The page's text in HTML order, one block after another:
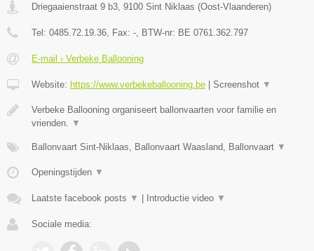
Driegaaienstraat 9 b3 9100 Sint Niklaas (Oost-Vlaanderen)
Tel: 0485.72.19.36 , Fax: - , BTW-nr: BE 0761.362.797
E-mail › Verbeke Ballooning
Website: https://www.verbekeballooning.be | Screenshot ▼
Verbeke Ballooning organiseert ballonvaarten voor familie en
vrienden.
▼
Ballonvaart Sint-Niklaas, Ballonvaart Waasland, Ballonvaart ▼
Openingstijden ▼
Laatste facebook posts ▼ | Introductie video ▼
Sociale media: